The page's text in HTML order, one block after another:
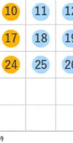
天空美術館キ
らせ